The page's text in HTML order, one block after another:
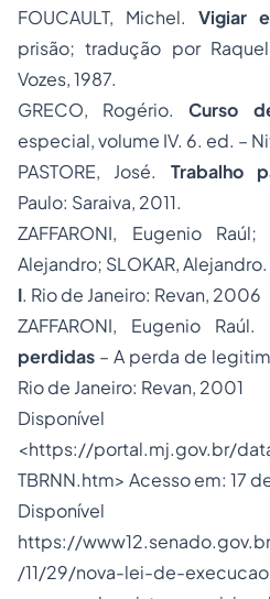
FOUCAULT, Michel. Vigiar
prisão; tradução por
Vozes, 1987.
GRECO, Rogério.Curso
especial, volume IV. 6. ed. –
PASTORE, José. Trabalho
Paulo: Saraiva, 2011.
ZAFFARONI, Eugenio Raúl;
Alejandro; SLOKAR, Alejandro.
I. Rio de Janeiro: Revan, 2006
ZAFFARONI, Eugenio
perdidas – A perda de
Rio de Janeiro: Revan, 2001
<https://portal.mj.gov.br/
TBRNN.htm> Acesso em: 17
https://
/11/29/nova-lei-de-